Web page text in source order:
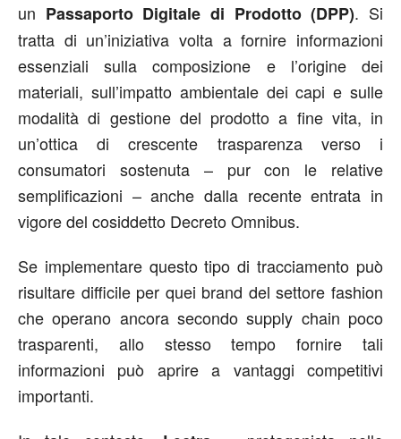
un Passaporto Digitale di Prodotto (DPP). Si
tratta di un’iniziativa volta a fornire informazioni
essenziali sulla composizione e l’origine dei
materiali, sull’impatto ambientale dei capi e sulle
modalità di gestione del prodotto a fine vita, in
un’ottica di crescente trasparenza verso i
consumatori sostenuta – pur con le relative
semplificazioni – anche dalla recente entrata in
vigore del cosiddetto Decreto Omnibus.
Se implementare questo tipo di tracciamento può
risultare difficile per quei brand del settore fashion
che operano ancora secondo supply chain poco
trasparenti, allo stesso tempo fornire tali
informazioni può aprire a vantaggi competitivi
importanti.